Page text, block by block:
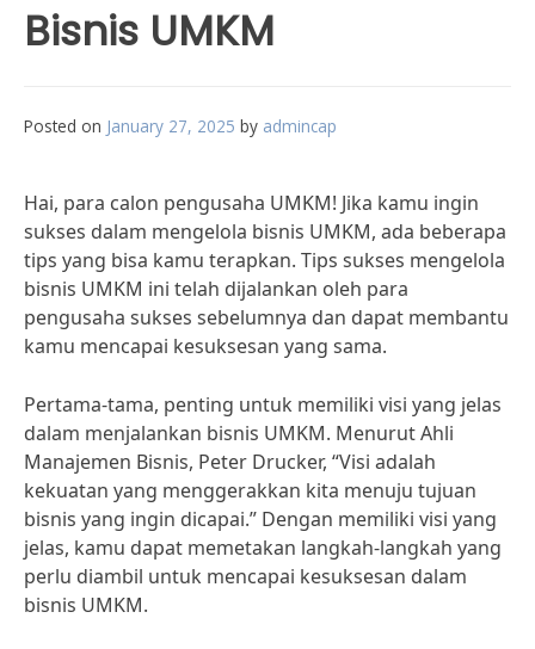
Bisnis UMKM
Posted on January 27, 2025 by admincap
Hai, para calon pengusaha UMKM! Jika kamu ingin
sukses dalam mengelola bisnis UMKM, ada beberapa
tips yang bisa kamu terapkan. Tips sukses mengelola
bisnis UMKM ini telah dijalankan oleh para
pengusaha sukses sebelumnya dan dapat membantu
kamu mencapai kesuksesan yang sama.
Pertama-tama, penting untuk memiliki visi yang jelas
dalam menjalankan bisnis UMKM. Menurut Ahli
Manajemen Bisnis, Peter Drucker, “Visi adalah
kekuatan yang menggerakkan kita menuju tujuan
bisnis yang ingin dicapai.” Dengan memiliki visi yang
jelas, kamu dapat memetakan langkah-langkah yang
perlu diambil untuk mencapai kesuksesan dalam
bisnis UMKM.